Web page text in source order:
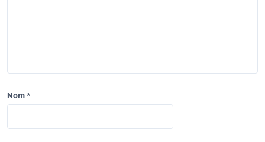
Nom*